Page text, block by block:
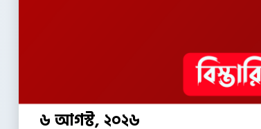
৬ আগস্ট, ২০২৬